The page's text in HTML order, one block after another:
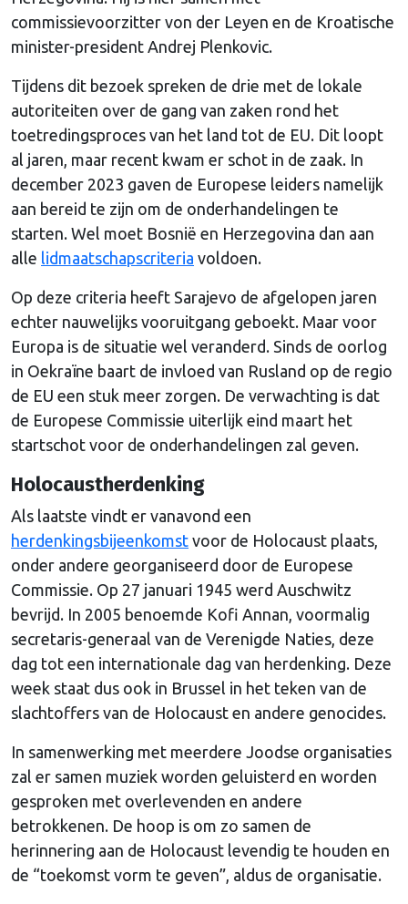
commissievoorzitter von der Leyen en de Kroatische
minister-president Andrej Plenkovic.
Tijdens dit bezoek spreken de drie met de lokale
autoriteiten over de gang van zaken rond het
toetredingsproces van het land tot de EU. Dit loopt
al jaren, maar recent kwam er schot in de zaak. In
december 2023 gaven de Europese leiders namelijk
aan bereid te zijn om de onderhandelingen te
starten. Wel moet Bosnië en Herzegovina dan aan
alle lidmaatschapscriteria voldoen.
Op deze criteria heeft Sarajevo de afgelopen jaren
echter nauwelijks vooruitgang geboekt. Maar voor
Europa is de situatie wel veranderd. Sinds de oorlog
in Oekraïne baart de invloed van Rusland op de regio
de EU een stuk meer zorgen. De verwachting is dat
de Europese Commissie uiterlijk eind maart het
startschot voor de onderhandelingen zal geven.
Holocaustherdenking
Als laatste vindt er vanavond een
herdenkingsbijeenkomst voor de Holocaust plaats,
onder andere georganiseerd door de Europese
Commissie. Op 27 januari 1945 werd Auschwitz
bevrijd. In 2005 benoemde Kofi Annan, voormalig
secretaris-generaal van de Verenigde Naties, deze
dag tot een internationale dag van herdenking. Deze
week staat dus ook in Brussel in het teken van de
slachtoffers van de Holocaust en andere genocides.
In samenwerking met meerdere Joodse organisaties
zal er samen muziek worden geluisterd en worden
gesproken met overlevenden en andere
betrokkenen. De hoop is om zo samen de
herinnering aan de Holocaust levendig te houden en
de “toekomst vorm te geven”, aldus de organisatie.